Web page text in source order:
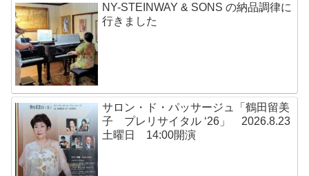
NY-STEINWAY & SONS の納品調律に
行きました
サロン・ド・パッサージュ「鶴田留美
子 プレリサイタル ‘26」 2026.8.23
土曜日 14:00開演